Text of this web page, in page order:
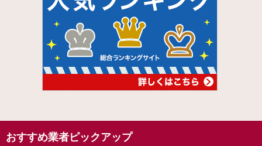
おすすめ業者ピックアップ